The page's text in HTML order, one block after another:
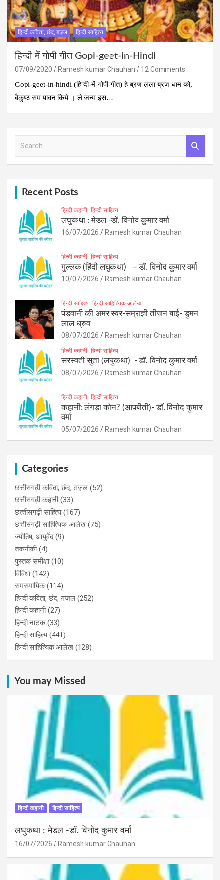
हिन्दी कविता, छंद, ग़ज़ल हिन्दी साहित्य
हिन्‍दी में गोपी गीत Gopi-geet-in-Hindi
07/09/2020 Ramesh kumar Chauhan
12 Comments
Gopi-geet-in-hindi (हिन्‍दी-में-गोपी-गीत) हे ब्रज लला ब्रज धाम को,
बैकुण्ठ सम पावन किये । ले जन्म इस…
Recent Posts
हिन्दी कहानी हिन्दी साहित्य
लघुकथा : मेडल -डॉ. विनोद कुमार वर्मा
16/07/2026 Ramesh kumar Chauhan
हिन्दी कहानी हिन्दी साहित्य
गुल्लक (हिंदी लघुकथा) – डॉ. विनोद कुमार वर्मा
10/07/2026 Ramesh kumar Chauhan
हिन्दी साहित्य हिन्दी साहित्यिक आलेख
पंडवानी की अमर स्वर-सम्राज्ञी तीजन बाई- डुमन
लाल ध्रुव
08/07/2026 Ramesh kumar Chauhan
हिन्दी कहानी हिन्दी साहित्य
सरस्वती सुता (लघुकथा) ​- डॉ. विनोद कुमार वर्मा
08/07/2026 Ramesh kumar Chauhan
हिन्दी कहानी हिन्दी साहित्य
कहानी: लंगड़ा कौन? (आपबीती)​- डॉ. विनोद कुमार
वर्मा
05/07/2026 Ramesh kumar Chauhan
Categories
छत्तीसगढ़ी कविता, छंद, ग़ज़ल (52)
छत्तीसगढ़ी कहानी(33)
छत्‍तीसगढ़ी साहित्‍य(167)
छत्तीसगढ़ी साहित्यिक आलेख (75)
ज्योतिष, आयुर्वेद (9)
तकनीकी(4)
पुस्‍तक समीक्षा(10)
विविधा(142)
समसमायिक(114)
हिन्दी कविता, छंद, ग़ज़ल (252)
हिन्दी कहानी(27)
हिन्‍दी नाटक(33)
हिन्दी साहित्य(441)
हिन्दी साहित्यिक आलेख (128)
You may Missed
हिन्दी कहानी हिन्दी साहित्य
लघुकथा : मेडल -डॉ. विनोद कुमार वर्मा
16/07/2026 Ramesh kumar Chauhan